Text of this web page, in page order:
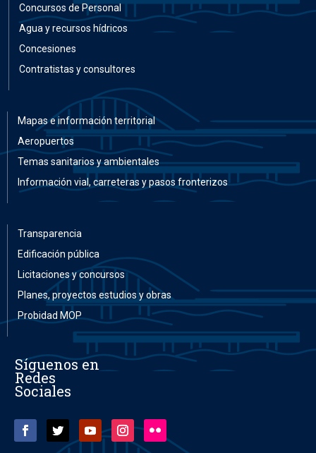
Concursos de Personal
Agua y recursos hídricos
Concesiones
Contratistas y consultores
Mapas e información territorial
Aeropuertos
Temas sanitarios y ambientales
Información vial, carreteras y pasos fronterizos
Transparencia
Edificación pública
Licitaciones y concursos
Planes, proyectos estudios y obras
Probidad MOP
Síguenos en
Redes
Sociales